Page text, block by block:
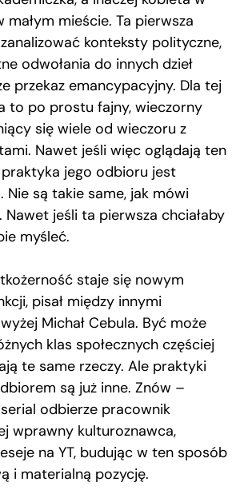
mieście. Ta pierwsza
konteksty polityczne,
odwołania do innych dzieł
przekaz emancypacyjny. Dla tej
to po prostu fajny, wieczorny
się wiele od wieczoru z
Nawet jeśli więc oglądają ten
jego odbioru jest
Nie są takie same, jak mówi
jeśli ta pierwsza chciałaby
myśleć.
staje się nowym
pisał między innymi
Michał Cebula. Być może
klas społecznych częściej
te same rzeczy. Ale praktyki
są już inne. Znów –
odbierze pracownik
wprawny kulturoznawca,
na YT, budując w ten sposób
i materialną pozycję.